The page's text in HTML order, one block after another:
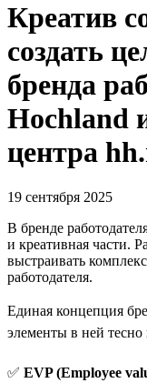
Креатив
создать
бренда
Hochland
центра
19 сентября 2025
В бренде
и креативная части.
выстраивать
работодателя.
Единая концепция
элементы в ней тесно
✅ EVP (Employee